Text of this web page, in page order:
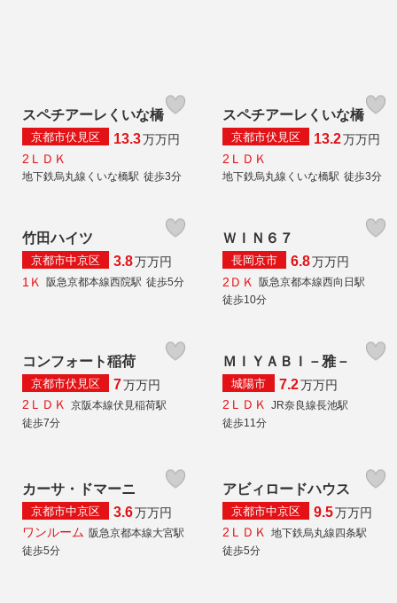
スペチアーレくいな橋
京都市伏見区 13.3万万円
2ＬＤＫ
地下鉄烏丸線くいな橋駅 徒歩3分
スペチアーレくいな橋
京都市伏見区 13.2万万円
2ＬＤＫ
地下鉄烏丸線くいな橋駅 徒歩3分
竹田ハイツ
京都市中京区 3.8万万円
1Ｋ
阪急京都本線西院駅 徒歩5分
ＷＩＮ６７
長岡京市 6.8万万円
2ＤＫ
阪急京都本線西向日駅
徒歩10分
コンフォート稲荷
京都市伏見区 7万万円
2ＬＤＫ 京阪本線伏見稲荷駅
徒歩7分
ＭＩＹＡＢＩ－雅－
城陽市 7.2万万円
2ＬＤＫ JR奈良線長池駅
徒歩11分
カーサ・ドマーニ
京都市中京区 3.6万万円
ワンルーム 阪急京都本線大宮駅
徒歩5分
アビィロードハウス
京都市中京区 9.5万万円
2ＬＤＫ 地下鉄烏丸線四条駅
徒歩5分